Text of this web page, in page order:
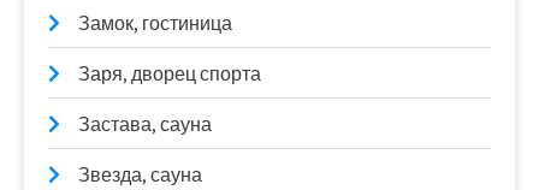
Замок, гостиница
Заря, дворец спорта
Застава, сауна
Звезда, сауна